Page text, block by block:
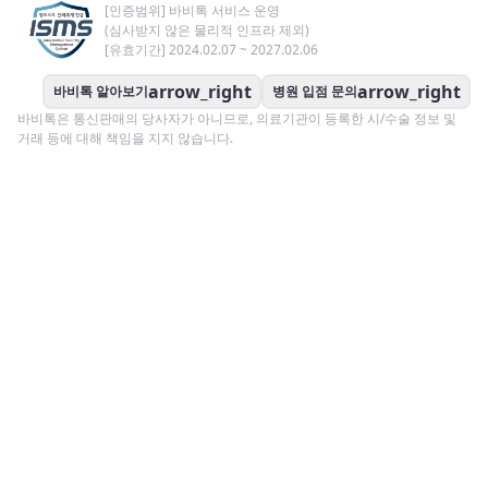
[인증범위] 바비톡 서비스 운영
(심사받지 않은 물리적 인프라 제외)
[유효기간] 2024.02.07 ~ 2027.02.06
바비톡 알아보기arrow_right 병원 입점 문의arrow_right
바비톡은 통신판매의 당사자가 아니므로, 의료기관이 등록한 시/수술 정보 및
거래 등에 대해 책임을 지지 않습니다.